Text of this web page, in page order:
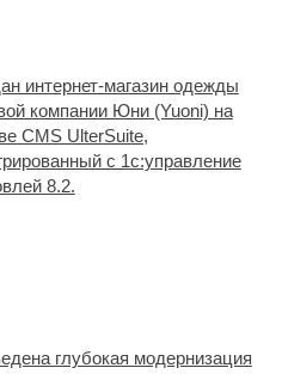
интернет-магазин одежды
компании Юни (Yuoni) на
CMS UlterSuite,
с 1с:управление
8.2.
глубокая модернизация